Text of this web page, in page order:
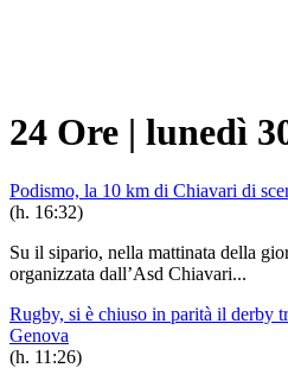
24 Ore | lunedì
Podismo, la 10 km di Chiavari di
(h. 16:32)
Su il sipario, nella mattinata della
organizzata dall’Asd Chiavari...
Rugby, si è chiuso in parità il derby
Genova
(h. 11:26)